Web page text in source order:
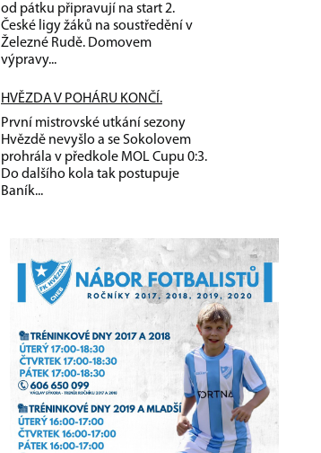
od pátku připravují na start 2.
České ligy žáků na soustředění v
Železné Rudě. Domovem
výpravy...
HVĚZDA V POHÁRU KONČÍ.
První mistrovské utkání sezony
Hvězdě nevyšlo a se Sokolovem
prohrála v předkole MOL Cupu 0:3.
Do dalšího kola tak postupuje
Baník...